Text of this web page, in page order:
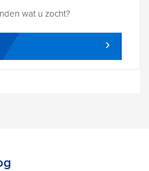
wat u zocht?